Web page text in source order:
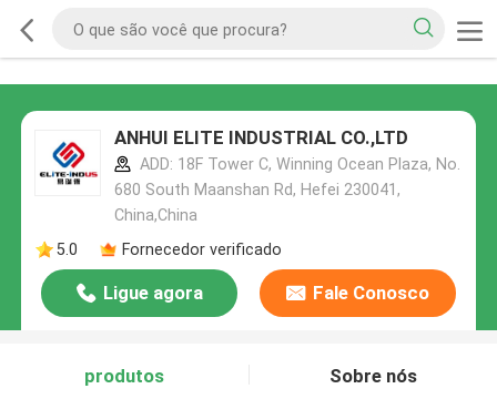
ANHUI ELITE INDUSTRIAL CO.,LTD
ADD: 18F Tower C, Winning Ocean Plaza, No.
680 South Maanshan Rd, Hefei 230041,
China,China
5.0
Fornecedor verificado
Ligue agora Fale Conosco
produtos Sobre nós